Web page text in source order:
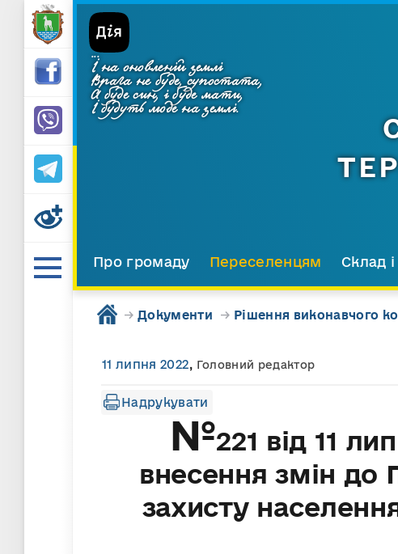
...
І на оновленій землі
Врага не буде, супостата,
А буде син, і буде мати,
І будуть люде на землі.
Про громаду Переселенцям Склад
→ Документи → Рішення виконавчого
11 липня 2022, Головний редактор
Надрукувати
№221 від 11
внесення змін до
захисту